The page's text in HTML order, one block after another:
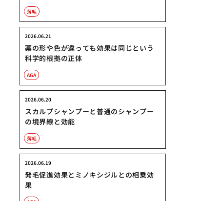
薄毛
薬の形や色が違っても効果は同じという
科学的根拠の正体
2026.06.21
AGA
スカルプシャンプーと普通のシャンプー
の境界線と効能
2026.06.20
薄毛
発毛促進効果とミノキシジルとの相乗効
果
2026.06.19